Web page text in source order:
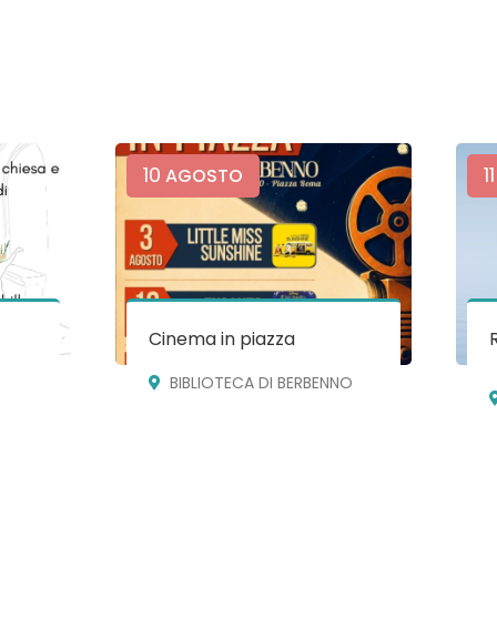
10 AGOSTO
Cinema in piazza
BIBLIOTECA DI BERBENNO
11